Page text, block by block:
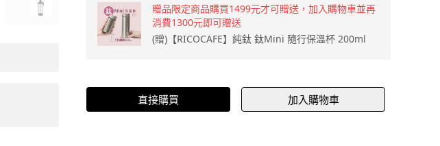
贈品限定商品購買1499元才可贈送，加入購物車並再
消費1300元即可贈送
(贈)【RICOCAFE】純鈦 鈦Mini 隨行保溫杯 200ml
直接購買 加入購物車